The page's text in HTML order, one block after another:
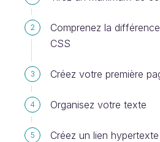
2
Comprenez la
CSS
3 Créez votre première
4 Organisez votre texte
5 Créez un lien